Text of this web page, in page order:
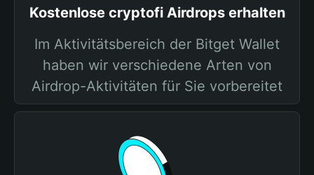
Kostenlose cryptofi Airdrops erhalten
Im Aktivitätsbereich der Bitget Wallet
haben wir verschiedene Arten von
Airdrop-Aktivitäten für Sie vorbereitet